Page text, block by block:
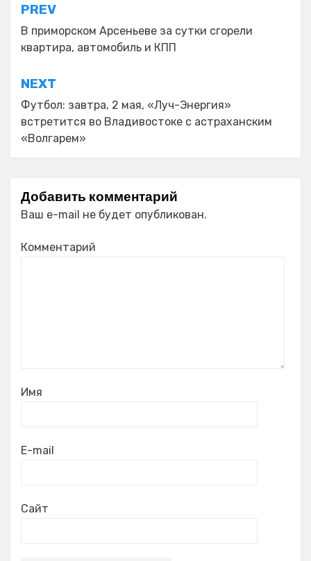
Навигация
по
записям
PREV
В приморском Арсеньеве за сутки сгорели
квартира, автомобиль и КПП
NEXT
Футбол: завтра, 2 мая, «Луч-Энергия»
встретится во Владивостоке с астраханским
«Волгарем»
Добавить комментарий
Ваш e-mail не будет опубликован.
Комментарий
Имя
E-mail
Сайт